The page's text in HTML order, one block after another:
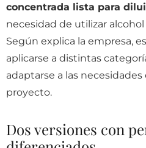
concentrada lista para
necesidad de utilizar
Según explica la empresa,
aplicarse a distintas
adaptarse a las
proyecto.
Dos versiones con